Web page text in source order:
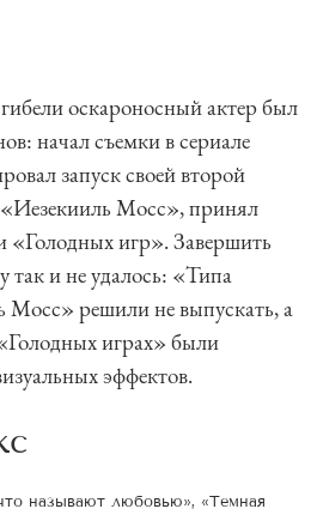
оскароносный актер был
начал съемки в сериале
запуск своей второй
Мосс», принял
«Голодных игр». Завершить
и не удалось: «Типа
Мосс» решили не выпускать, а
играх» были
эффектов.
называют любовью», «Темная